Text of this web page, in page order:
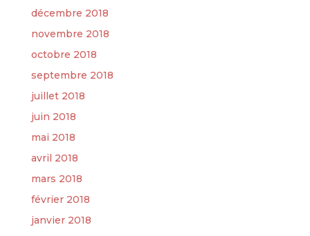
décembre 2018
novembre 2018
octobre 2018
septembre 2018
juillet 2018
juin 2018
mai 2018
avril 2018
mars 2018
février 2018
janvier 2018